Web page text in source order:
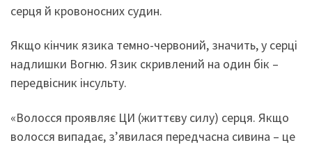
серця й кровоносних судин.
Якщо кінчик язика темно-червоний, значить, у серці
надлишки Вогню. Язик скривлений на один бік –
передвісник інсульту.
«Волосся проявляє ЦИ (життєву силу) серця. Якщо
волосся випадає, з’явилася передчасна сивина – це